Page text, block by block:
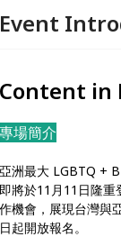
Event
Content in
專場簡介
亞洲最大 LGBTQ +
即將於11月11日隆重
作機會，展現台灣與
日起開放報名。